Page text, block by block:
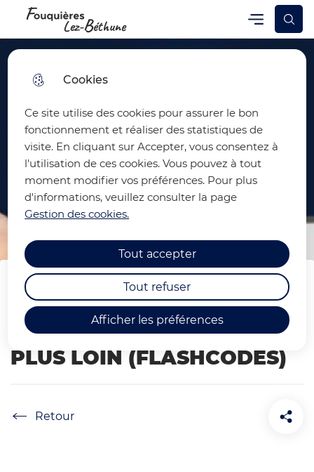
Cookies
Ce site utilise des cookies pour assurer le bon
fonctionnement et réaliser des statistiques de
visite. En cliquant sur Accepter, vous consentez à
l'utilisation de ces cookies. Vous pouvez à tout
moment modifier vos préférences. Pour plus
d'informations, veuillez consulter la page
Gestion des cookies.
Afficher les préférences
Tout accepter
Tout refuser
Skip
menu
to
search
principal
Skip to
site
map
Fouquières-lez-Béthune Menu principal
Menu
PARCOURS VILLAGE
PATRIMOINE : POUR ALLER
PLUS LOIN (FLASHCODES)
Accueil